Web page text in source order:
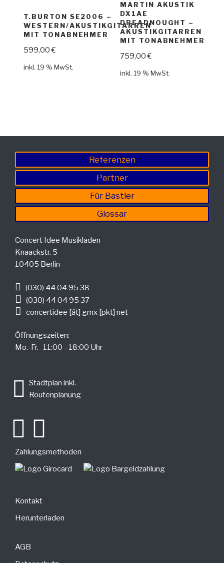
T.BURTON SE2006 –
WESTERN/AKUSTIKGITARREN
MIT TONABNEHMER
599,00€
inkl. 19 % MwSt.
MARTIN AKUSTIK
DX1AE
DREADNOUGHT –
AKUSTIKGITARREN
MIT TONABNEHMER
759,00€
inkl. 19 % MwSt.
Referenzen
Partner
Für Bastler
Glossar
Concert Idee Musikladen
Knaackstr. 5
10405 Berlin
(030) 44 04 95 38
(030) 44 04 95 37
concertidee [ät] gmx [pkt] net
Öffnungszeiten:
Mo.-Fr. 11:00 - 18:00 Uhr
Stadtplan inkl.
Routenplanung
Zahlungsmethoden
Kontakt
Herunterladen
AGB